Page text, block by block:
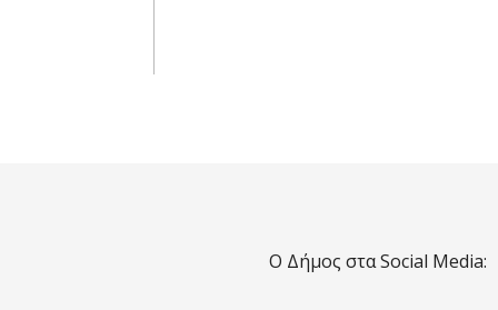
Ο Δήμος στα Social Media: